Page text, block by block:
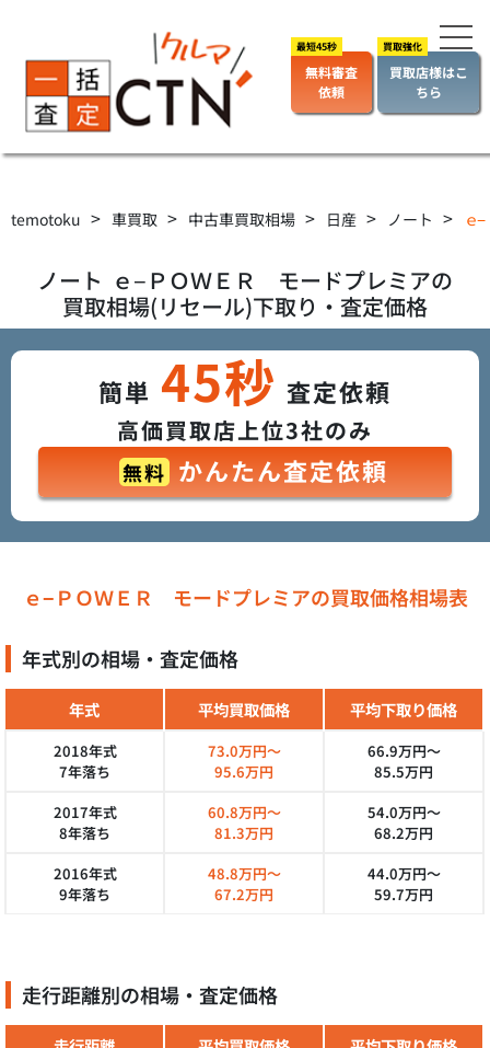
無料審査
依頼
買取店様はこ
ちら
temotoku > 車買取 > 中古車買取相場 > 日産 > ノート > ｅ
ノート ｅ−ＰＯＷＥＲ モードプレミアの
買取相場(リセール)下取り・査定価格
簡単 45秒 査定依頼
高価買取店上位3社のみ
無料 かんたん査定依頼
ｅ−ＰＯＷＥＲ モードプレミアの買取価格相場表
年式別の相場・査定価格
年式 平均買取価格 平均下取り価格
2018年式
7年落ち
73.0万円～
95.6万円
66.9万円～
85.5万円
2017年式
8年落ち
60.8万円～
81.3万円
54.0万円～
68.2万円
2016年式
9年落ち
48.8万円～
67.2万円
44.0万円～
59.7万円
走行距離別の相場・査定価格